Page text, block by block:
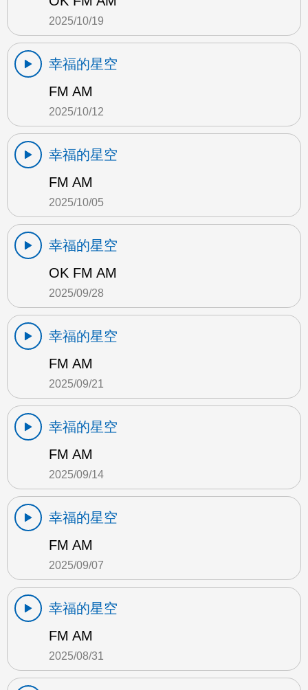
2025/10/19
幸福的星空
FM AM
2025/10/12
幸福的星空
FM AM
2025/10/05
幸福的星空
OK FM AM
2025/09/28
幸福的星空
FM AM
2025/09/21
幸福的星空
FM AM
2025/09/14
幸福的星空
FM AM
2025/09/07
幸福的星空
FM AM
2025/08/31